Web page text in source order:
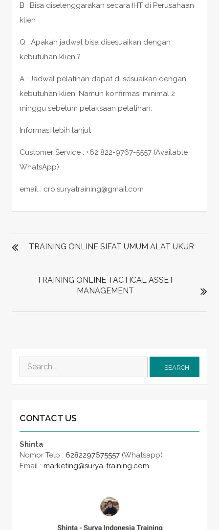
B : Bisa diselenggarakan secara IHT di Perusahaan
klien
Q : Apakah jadwal bisa disesuaikan dengan
kebutuhan klien ?
A : Jadwal pelatihan dapat di sesuaikan dengan
kebutuhan klien. Namun konfirmasi minimal 2
minggu sebelum pelaksaan pelatihan.
Informasi lebih lanjut
Customer Service : +62 822-9767-5557 (Available
WhatsApp)
email : cro.suryatraining@gmail.com
POST
NAVIGATION
TRAINING ONLINE SIFAT UMUM ALAT UKUR
TRAINING ONLINE TACTICAL ASSET
MANAGEMENT
Search
for:
CONTACT US
Shinta
Nomor Telp : 6282297675557(Whatsapp)
Email : marketing@surya-training.com